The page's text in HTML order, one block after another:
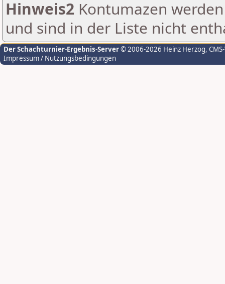
Hinweis2 Kontumazen
und sind in der Liste nicht
Der Schachturnier-Ergebnis-Server© 2006-2026 Heinz Herzog,
Impressum / Nutzungsbedingungen